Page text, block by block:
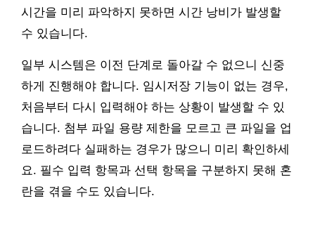
시간을 미리 파악하지 못하면 시간 낭비가 발생할
수 있습니다.
일부 시스템은 이전 단계로 돌아갈 수 없으니 신중
하게 진행해야 합니다. 임시저장 기능이 없는 경우,
처음부터 다시 입력해야 하는 상황이 발생할 수 있
습니다. 첨부 파일 용량 제한을 모르고 큰 파일을 업
로드하려다 실패하는 경우가 많으니 미리 확인하세
요. 필수 입력 항목과 선택 항목을 구분하지 못해 혼
란을 겪을 수도 있습니다.